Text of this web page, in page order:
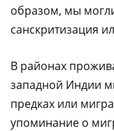
образом, мы
санскритизация
В районах
западной Индии
предках или
упоминание о